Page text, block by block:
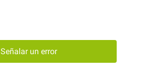
Señalar un error